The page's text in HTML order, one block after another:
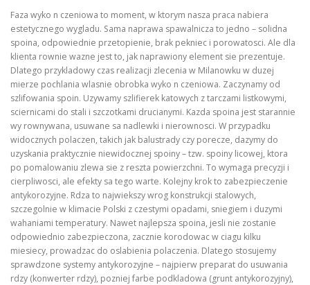
Faza wyko n czeniowa to moment, w ktorym nasza praca nabiera
estetycznego wygladu. Sama naprawa spawalnicza to jedno – solidna
spoina, odpowiednie przetopienie, brak pekniec i porowatosci. Ale dla
klienta rownie wazne jest to, jak naprawiony element sie prezentuje.
Dlatego przykladowy czas realizacji zlecenia w Milanowku w duzej
mierze pochlania wlasnie obrobka wyko n czeniowa. Zaczynamy od
szlifowania spoin. Uzywamy szlifierek katowych z tarczami listkowymi,
sciernicami do stali i szczotkami drucianymi. Kazda spoina jest starannie
wy rownywana, usuwane sa nadlewki i nierownosci. W przypadku
widocznych polaczen, takich jak balustrady czy porecze, dazymy do
uzyskania praktycznie niewidocznej spoiny – tzw. spoiny licowej, ktora
po pomalowaniu zlewa sie z reszta powierzchni. To wymaga precyzji i
cierpliwosci, ale efekty sa tego warte. Kolejny krok to zabezpieczenie
antykorozyjne. Rdza to najwiekszy wrog konstrukcji stalowych,
szczegolnie w klimacie Polski z czestymi opadami, sniegiem i duzymi
wahaniami temperatury. Nawet najlepsza spoina, jesli nie zostanie
odpowiednio zabezpieczona, zacznie korodowac w ciagu kilku
miesiecy, prowadzac do oslabienia polaczenia. Dlatego stosujemy
sprawdzone systemy antykorozyjne – najpierw preparat do usuwania
rdzy (konwerter rdzy), pozniej farbe podkladowa (grunt antykorozyjny),